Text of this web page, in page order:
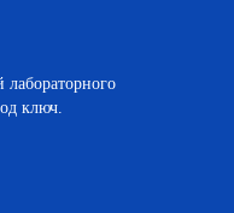
лабораторного
ключ.